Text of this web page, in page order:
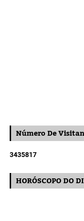
Número De
3435817
HORÓSCOPO DO